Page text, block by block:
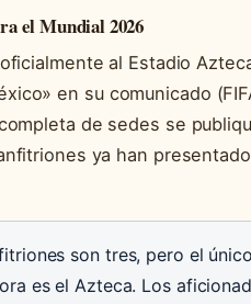
el Mundial 2026
al Estadio
en su comunicado
de sedes se
ya han
son tres, pero el
es el Azteca. Los